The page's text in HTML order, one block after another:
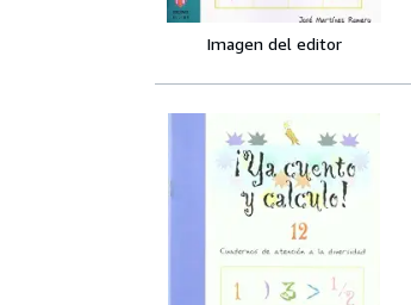
Imagen del editor